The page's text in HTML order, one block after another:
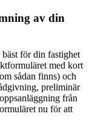
av din
för din fastighet
med kort
sådan finns) och
preliminär
från
nu för att